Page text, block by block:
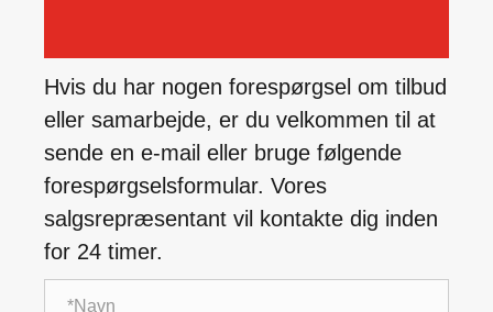
Hvis du har nogen forespørgsel om tilbud
eller samarbejde, er du velkommen til at
sende en e-mail eller bruge følgende
forespørgselsformular. Vores
salgsrepræsentant vil kontakte dig inden
for 24 timer.